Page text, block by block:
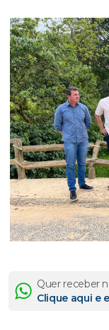
Quer receber
Clique aqui e